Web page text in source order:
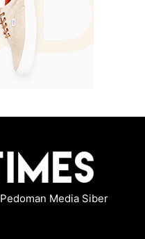
Pedoman Media Siber